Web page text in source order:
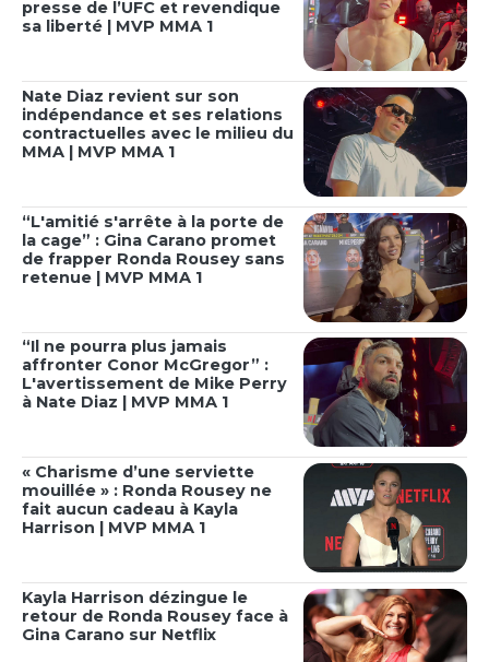
presse de l’UFC et revendique
sa liberté | MVP MMA 1
Nate Diaz revient sur son
indépendance et ses relations
contractuelles avec le milieu du
MMA | MVP MMA 1
“L'amitié s'arrête à la porte de
la cage” : Gina Carano promet
de frapper Ronda Rousey sans
retenue | MVP MMA 1
“Il ne pourra plus jamais
affronter Conor McGregor” :
L'avertissement de Mike Perry
à Nate Diaz | MVP MMA 1
« Charisme d’une serviette
mouillée » : Ronda Rousey ne
fait aucun cadeau à Kayla
Harrison | MVP MMA 1
Kayla Harrison dézingue le
retour de Ronda Rousey face à
Gina Carano sur Netflix